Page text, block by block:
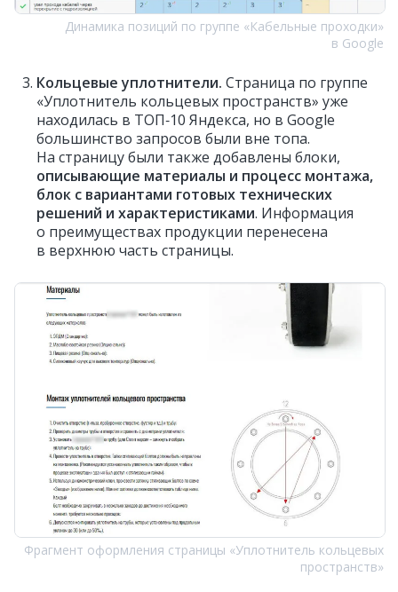
Динамика позиций по группе «Кабельные проходки»
в Google
Кольцевые уплотнители. Страница по группе
«Уплотнитель кольцевых пространств» уже
находилась в ТОП‑10 Яндекса, но в Google
большинство запросов были вне топа.
На страницу были также добавлены блоки,
описывающие материалы и процесс монтажа,
блок с вариантами готовых технических
решений и характеристиками. Информация
о преимуществах продукции перенесена
в верхнюю часть страницы.
Фрагмент оформления страницы «Уплотнитель кольцевых
пространств»